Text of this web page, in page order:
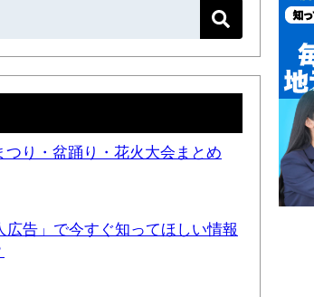
つり・盆踊り・花火大会まとめ
告」で今すぐ知ってほしい情報